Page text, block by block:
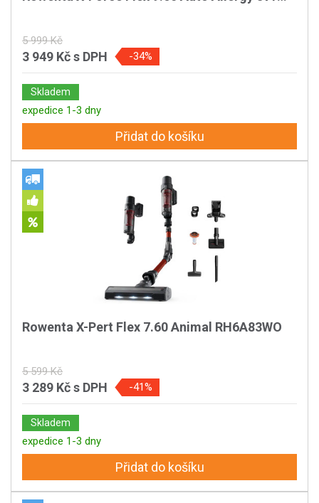
5 999 Kč
3 949 Kčs DPH -34%
Skladem
expedice 1-3 dny
Přidat do košíku
Rowenta X-Pert Flex 7.60 Animal RH6A83WO
5 599 Kč
3 289 Kčs DPH -41%
Skladem
expedice 1-3 dny
Přidat do košíku